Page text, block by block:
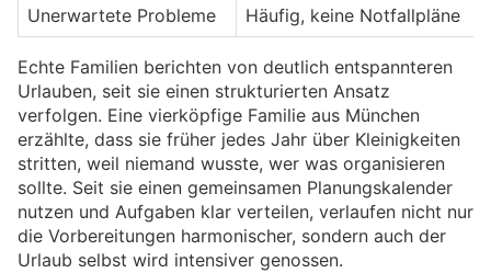
Unerwartete Probleme
Häufig, keine Notfallpläne
Echte Familien berichten von deutlich entspannteren
Urlauben, seit sie einen strukturierten Ansatz
verfolgen. Eine vierköpfige Familie aus München
erzählte, dass sie früher jedes Jahr über Kleinigkeiten
stritten, weil niemand wusste, wer was organisieren
sollte. Seit sie einen gemeinsamen Planungskalender
nutzen und Aufgaben klar verteilen, verlaufen nicht nur
die Vorbereitungen harmonischer, sondern auch der
Urlaub selbst wird intensiver genossen.